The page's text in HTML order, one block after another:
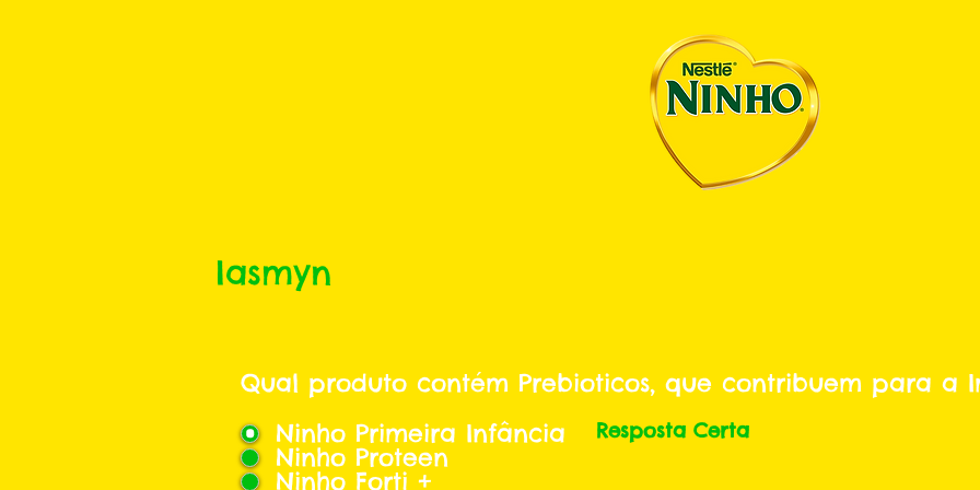
Iasmyn
Qual produto contém Prebioticos, que contribuem para a
Ninho Primeira Infância
Ninho Proteen
Ninho Forti +
Resposta Certa